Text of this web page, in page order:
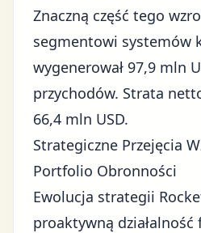
Znaczną część tego
segmentowi systemów
wygenerował 97,9 mln
przychodów. Strata
66,4 mln USD.
Strategiczne Przejęcia
Portfolio Obronności
Ewolucja strategii
proaktywną działalność